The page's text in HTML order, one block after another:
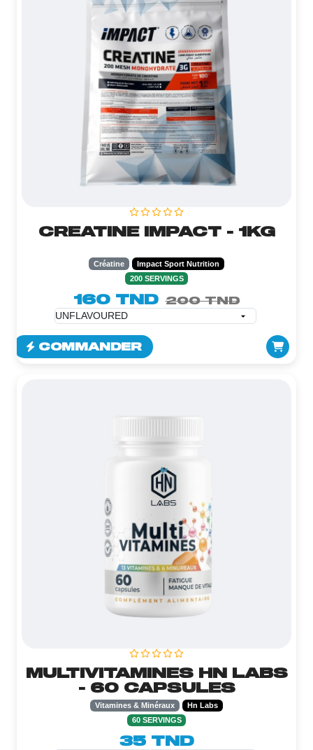
CREATINE IMPACT - 1KG
Créatine
Impact Sport Nutrition
200 SERVINGS
160 TND 200 TND
COMMANDER
MULTIVITAMINES HN LABS
- 60 CAPSULES
Vitamines & Minéraux
Hn Labs
60 SERVINGS
35 TND